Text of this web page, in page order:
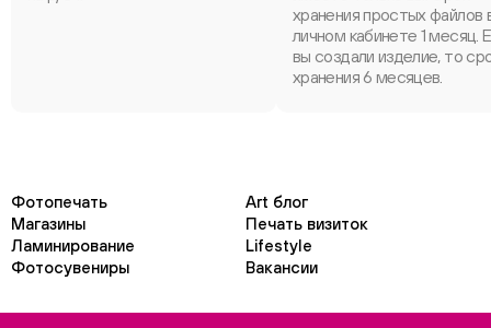
хранения простых файлов
личном кабинете 1 месяц.
вы создали изделие, то
хранения 6 месяцев.
Фотопечать
Art блог
Магазины
Печать визиток
Ламинирование
Lifestyle
Фотосувениры
Вакансии